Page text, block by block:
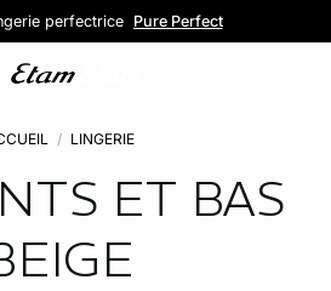
5,99€Découvrir la sélection
5 pour 39,99€Découvrir la sélection
perfectrice Pure Perfect
gratuits en magasin
LINGERIE
ET BAS